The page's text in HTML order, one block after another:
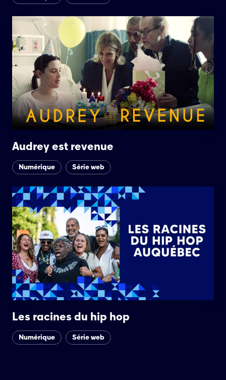
Audrey est revenue
Numérique Série web
Les racines du hip hop
Numérique Série web